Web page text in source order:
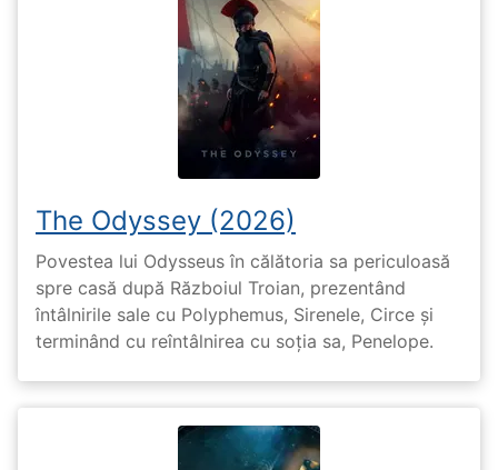
The Odyssey (2026)
Povestea lui Odysseus în călătoria sa periculoasă
spre casă după Războiul Troian, prezentând
întâlnirile sale cu Polyphemus, Sirenele, Circe și
terminând cu reîntâlnirea cu soția sa, Penelope.